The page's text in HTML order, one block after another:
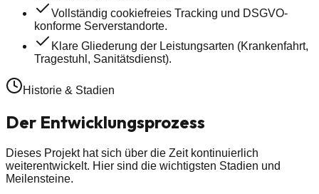
Vollständig cookiefreies Tracking und DSGVO-
konforme Serverstandorte.
Klare Gliederung der Leistungsarten (Krankenfahrt,
Tragestuhl, Sanitätsdienst).
Historie & Stadien
Der Entwicklungsprozess
Dieses Projekt hat sich über die Zeit kontinuierlich
weiterentwickelt. Hier sind die wichtigsten Stadien und
Meilensteine.